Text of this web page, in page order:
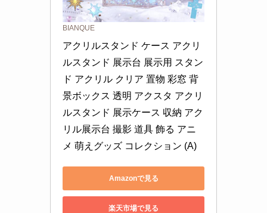
BIANQUE
アクリルスタンド ケース アクリ
ルスタンド 展示台 展示用 スタン
ド アクリル クリア 置物 彩窓 背
景ボックス 透明 アクスタ アクリ
ルスタンド 展示ケース 収納 アク
リル展示台 撮影 道具 飾る アニ
メ 萌えグッズ コレクション (A)
Amazonで見る
楽天市場で見る